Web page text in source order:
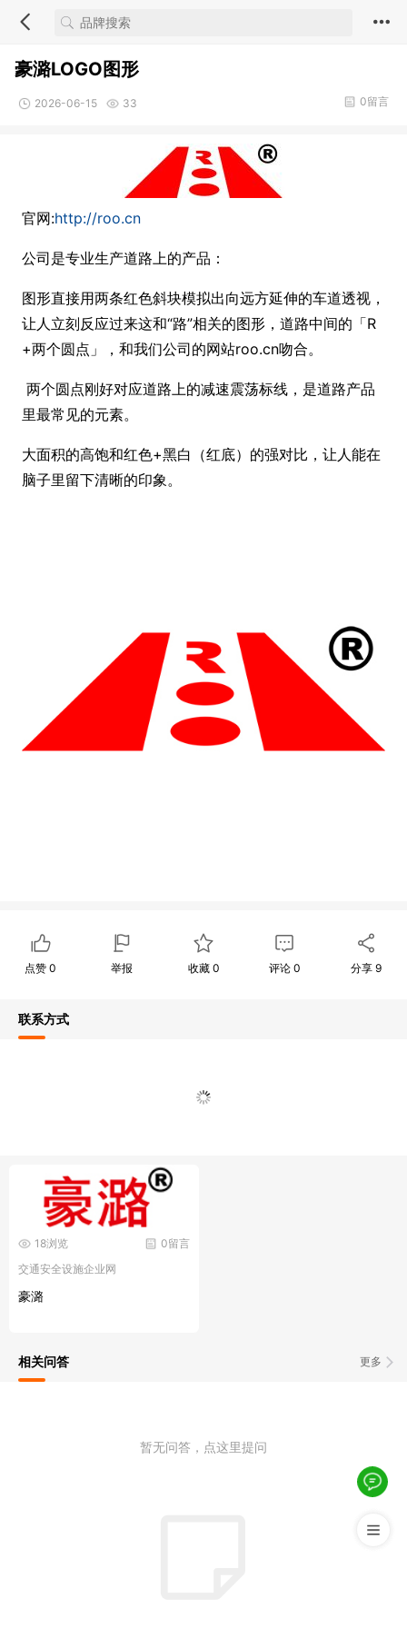
豪潞LOGO图形
2026-06-15 33 0留言
官网:http://roo.cn
公司是专业生产道路上的产品：
图形直接用两条红色斜块模拟出向远方延伸的车道透视，
让人立刻反应过来这和“路”相关的图形，道路中间的「R
+两个圆点」，和我们公司的网站roo.cn吻合。
两个圆点刚好对应道路上的减速震荡标线，是道路产品
里最常见的元素。
大面积的高饱和红色+黑白（红底）的强对比，让人能在
脑子里留下清晰的印象。
点赞0 举报 收藏 0 评论0 分享9
联系方式
0留言
18浏览
交通安全设施企业网
豪潞
更多
相关问答
暂无问答，点这里提问